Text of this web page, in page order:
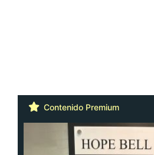
Contenido Premium